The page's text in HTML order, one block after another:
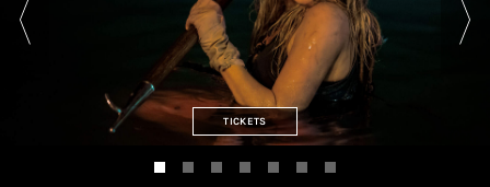
TICKETS